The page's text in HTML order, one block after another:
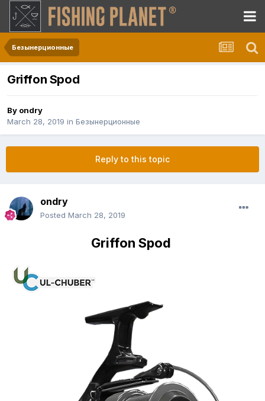
Безынерционные
Griffon Spod
By ondry
March 28, 2019 in Безынерционные
Reply to this topic
ondry
Posted March 28, 2019
Griffon Spod